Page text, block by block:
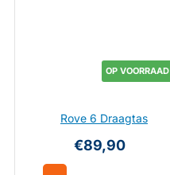
OP VOORRAAD
Rove 6 Draagtas
€89,90